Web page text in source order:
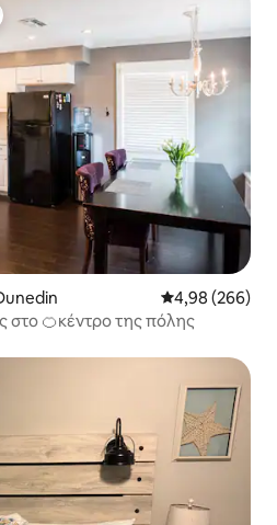
Μέση
4,98 (266)
🍊κέντρο της πόλης